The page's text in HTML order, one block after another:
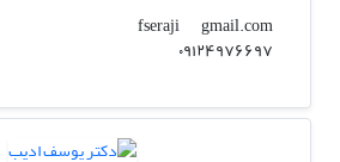
fseraji
gmail.com